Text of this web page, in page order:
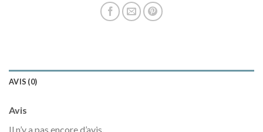
AVIS (0)
Avis
Il n’y a pas encore d’avis.